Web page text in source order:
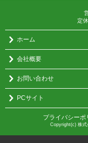
定
ホーム
会社概要
お問い合わせ
PCサイト
プライバシーポ
Copyright(c) 株式